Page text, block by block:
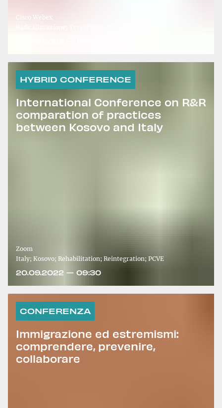
Cisco Webex
HYBRID CONFERENCE
International Conference on R&R
comparation of practices
between Kosovo and Italy
Zoom
Italy; Kosovo; Rehabilitation; Reintegration; PCVE
20.09.2022 — 09:30
CONFERENZA
Immigrazione ed estremismi:
comprendere, prevenire,
collaborare